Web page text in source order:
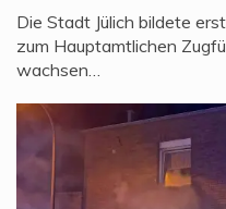
Die Stadt Jülich bildete
zum Hauptamtlichen
wachsen…